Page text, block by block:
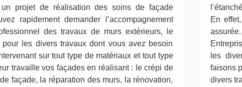
projet de réalisation des soins de façade
rapidement demander l’accompagnement
des travaux de murs extérieurs, le
les divers travaux dont vous avez besoin
sur tout type de matériaux et tout type
travaille vos façades en réalisant : le crépi de
façade, la réparation des murs, la rénovation,
En
les
faisons
divers